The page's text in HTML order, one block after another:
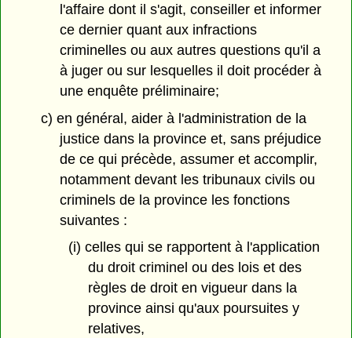
l'affaire dont il s'agit, conseiller et informer
ce dernier quant aux infractions
criminelles ou aux autres questions qu'il a
à juger ou sur lesquelles il doit procéder à
une enquête préliminaire;
c) en général, aider à l'administration de la
justice dans la province et, sans préjudice
de ce qui précède, assumer et accomplir,
notamment devant les tribunaux civils ou
criminels de la province les fonctions
suivantes :
(i) celles qui se rapportent à l'application
du droit criminel ou des lois et des
règles de droit en vigueur dans la
province ainsi qu'aux poursuites y
relatives,